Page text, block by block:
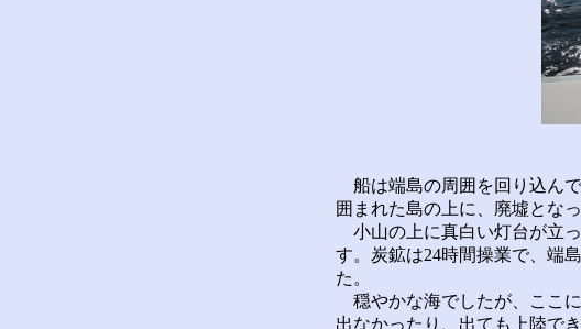
船は端島の周囲を回り込ん
囲まれた島の上に、廃墟とな
小山の上に真白い灯台が立
す。炭鉱は24時間操業で、端
た。
穏やかな海でしたが、ここ
出なかったり、出ても上陸で